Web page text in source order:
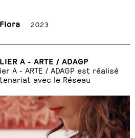
2023
A - ARTE / ADAGP
A - ARTE / ADAGP est réalisé
avec le Réseau